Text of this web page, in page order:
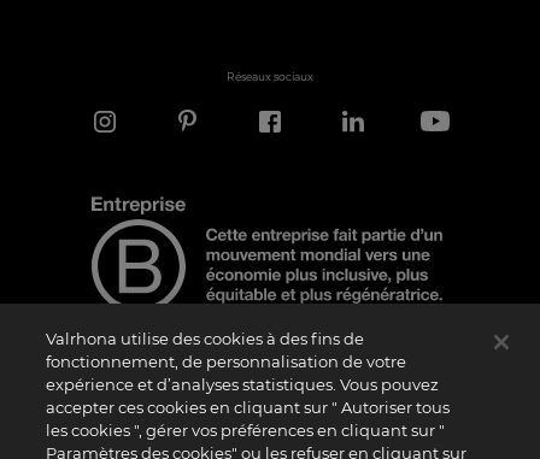
Réseaux sociaux
Note d'information
Le logo “Certified B Corporation” est attribué par B Lab, une organisation privée à
but non lucratif, aux entreprises qui, comme la nôtre, ont réalisé avec succès le B
Valrhona utilise des cookies à des fins de
fonctionnement, de personnalisation de votre
expérience et d’analyses statistiques. Vous pouvez
accepter ces cookies en cliquant sur " Autoriser tous
les cookies ", gérer vos préférences en cliquant sur "
Paramètres des cookies" ou les refuser en cliquant sur